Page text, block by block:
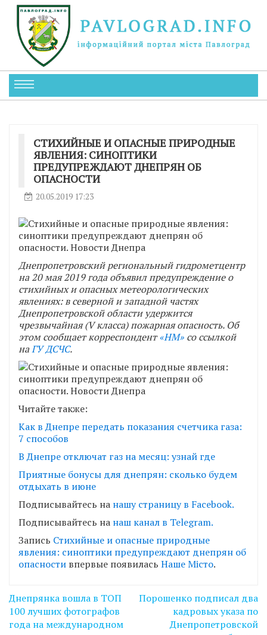
СТИХИЙНЫЕ И ОПАСНЫЕ ПРИРОДНЫЕ
ЯВЛЕНИЯ: СИНОПТИКИ
ПРЕДУПРЕЖДАЮТ ДНЕПРЯН ОБ
ОПАСНОСТИ
20.05.2019 17:23
Днепропетровский региональный гидрометцентр
на 20 мая 2019 года объявил предупреждение о
стихийных и опасных метеорологических
явлениях: в северной и западной частях
Днепропетровской области удержится
чрезвычайная (V класса) пожарная опасность. Об
этом сообщает корреспондент«НМ» со ссылкой
наГУ ДСЧС.
Читайте также:
Как в Днепре передать показания счетчика газа:
7 способов
В Днепре отключат газ на месяц: узнай где
Приятные бонусы для днепрян: сколько будем
отдыхать в июне
Подписывайтесь на нашу страницу в Facebook.
Подписывайтесь на наш канал в Telegram.
Запись Стихийные и опасные природные
явления: синоптики предупреждают днепрян об
опасности впервые появилась Наше Місто.
Навігація
записів
Днепрянка вошла в ТОП
100 лучших фотографов
года на международном
Порошенко подписал два
кадровых указа по
Днепропетровской